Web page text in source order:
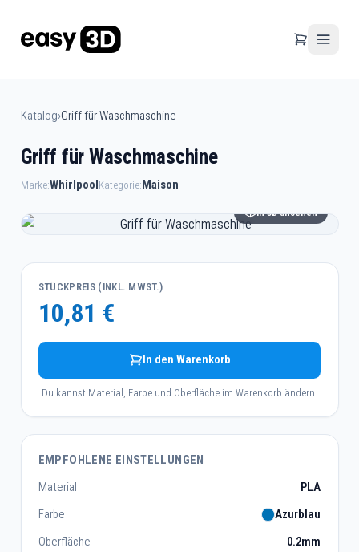
Katalog›Griff für Waschmaschine
Griff für Waschmaschine
Marke:WhirlpoolKategorie:Maison
In 3D ansehen
STÜCKPREIS (INKL. MWST.)
10,81 €
In den Warenkorb
Du kannst Material, Farbe und Oberfläche im Warenkorb ändern.
EMPFOHLENE EINSTELLUNGEN
Material
PLA
Farbe
Azurblau
Oberfläche
0.2mm